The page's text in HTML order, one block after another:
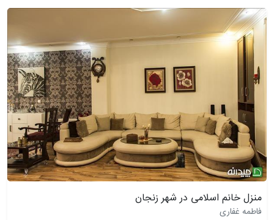
منزل خانم اسلامی در شهر زنجان
فاطمه غفاری